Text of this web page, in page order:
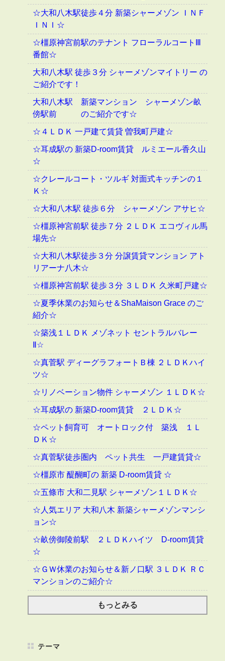
☆大和八木駅徒歩４分 新築シャーメゾン ＩＮＦ
ＩＮＩ☆
☆橿原神宮前駅のテナント フローラルコートⅢ
番館☆
大和八木駅 徒歩３分 シャーメゾンマイトリー の
ご紹介です！
大和八木駅 新築マンション シャーメゾン畝
傍駅前 のご紹介です☆
☆４ＬＤＫ 一戸建て賃貸 曽我町戸建☆
☆耳成駅の 新築D-room賃貸 ルミエール香久山
☆
☆クレールコート・ツルギ 対面式キッチンの１
Ｋ☆
☆大和八木駅 徒歩６分 シャーメゾン アサヒ☆
☆橿原神宮前駅 徒歩７分 ２ＬＤＫ エコヴィル馬
場先☆
☆大和八木駅徒歩３分 分譲賃貸マンション アト
リアーナ八木☆
☆橿原神宮前駅 徒歩３分 ３ＬＤＫ 久米町戸建☆
☆夏季休業のお知らせ＆ShaMaison Grace のご
紹介☆
☆築浅１ＬＤＫ メゾネット セントラルバレー
Ⅱ☆
☆真菅駅 ディーグラフォートＢ棟 ２ＬＤＫハイ
ツ☆
☆リノベーション物件 シャーメゾン １ＬＤＫ☆
☆耳成駅の 新築D-room賃貸 ２ＬＤＫ☆
☆ペット飼育可 オートロック付 築浅 １Ｌ
ＤＫ☆
☆真菅駅徒歩圏内 ペット共生 一戸建賃貸☆
☆橿原市 醍醐町の 新築 D-room賃貸 ☆
☆五條市 大和二見駅 シャーメゾン１ＬＤＫ☆
☆人気エリア 大和八木 新築シャーメゾンマンシ
ョン☆
☆畝傍御陵前駅 ２ＬＤＫハイツ D-room賃貸
☆
☆ＧＷ休業のお知らせ＆新ノ口駅 ３ＬＤＫ ＲＣ
マンションのご紹介☆
もっとみる
テーマ